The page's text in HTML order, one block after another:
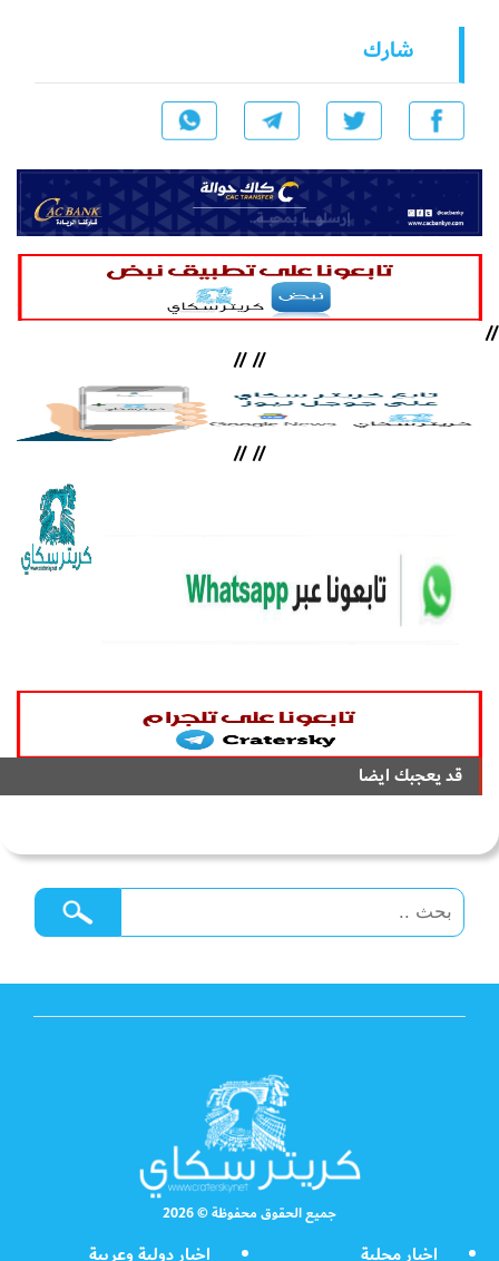
شارك
//
//
//
//
//
قد يعجبك ايضا
جميع الحقوق محفوظة © 2026
اخبار محلية اخبار دولية وعربية